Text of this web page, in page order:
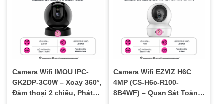
Camera Wifi IMOU IPC-
GK2DP-3C0W – Xoay 360°,
Đàm thoại 2 chiều, Phát
Camera Wifi EZVIZ H6C
4MP (CS-H6c-R100-
8B4WF) – Quan Sát Toàn